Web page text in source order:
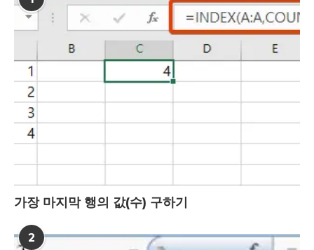
가장 마지막 행의 값(수) 구하기
2